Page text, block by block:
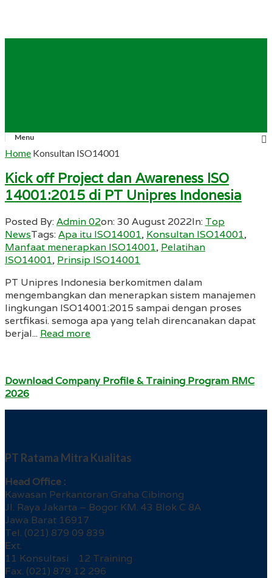
Menu
Home Konsultan ISO14001
Kick off Project dan Awareness ISO
14001:2015 di PT Unipres Indonesia
Posted By:Admin 02on:30 August 2022In: Top
NewsTags:Apa itu ISO14001, Konsultan ISO14001,
Manfaat menerapkan ISO14001, Pelatihan
ISO14001, Prinsip ISO14001
PT Unipres Indonesia berkomitmen dalam
mengembangkan dan menerapkan sistem manajemen
lingkungan ISO14001:2015 sampai dengan proses
sertfikasi. semoga apa yang telah direncanakan dapat
berjal... Read more
Download Company Profile & Training Program RMC
2026
PT Ratama Mitra Kualitas
Head Office :
Kawasan Perkantoran Graha Cibinong
Jl. Raya Jakarta – Bogor KM. 43 Blok C 8A
Jawa Barat 16917
Tel. (021) 879 09 839
Ext.
11 Konsultasi 12 Training
Fax. (021) 879 12 296